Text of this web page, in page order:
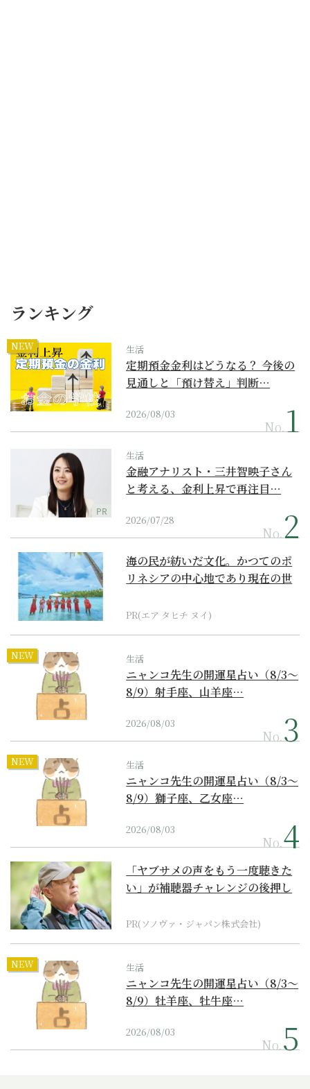
ランキング
NEW 生活
定期預金金利はどうなる？ 今後の
見通しと「預け替え」判断…
2026/08/03
No.
PR
生活
金融アナリスト・三井智映子さん
と考える、金利上昇で再注目…
2026/07/28
No.
海の民が紡いだ文化。かつてのポ
リネシアの中心地であり現在の世
PR(エア タヒチ ヌイ)
NEW 生活
ニャンコ先生の開運星占い（8/3～
8/9）射手座、山羊座…
2026/08/03
No.
NEW 生活
ニャンコ先生の開運星占い（8/3～
8/9）獅子座、乙女座…
2026/08/03
No.
「ヤブサメの声をもう一度聴きた
い」が補聴器チャレンジの後押し
PR(ソノヴァ・ジャパン株式会社)
NEW 生活
ニャンコ先生の開運星占い（8/3～
8/9）牡羊座、牡牛座…
2026/08/03
No.